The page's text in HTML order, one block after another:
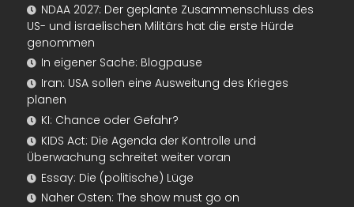
NDAA 2027: Der geplante Zusammenschluss des
US- und israelischen Militärs hat die erste Hürde
genommen
In eigener Sache: Blogpause
Iran: USA sollen eine Ausweitung des Krieges
planen
KI: Chance oder Gefahr?
KIDS Act: Die Agenda der Kontrolle und
Überwachung schreitet weiter voran
Essay: Die (politische) Lüge
Naher Osten: The show must go on